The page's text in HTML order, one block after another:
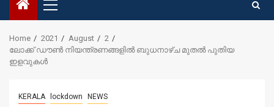
Primary
Menu
Home 2021 August
2
ലോക്ക് ഡൗൺ നിയന്ത്രണങ്ങളില്‍ ബുധനാഴ്ച മുതൽ പുതിയ
ഇളവുകള്‍
KERALA lockdown NEWS